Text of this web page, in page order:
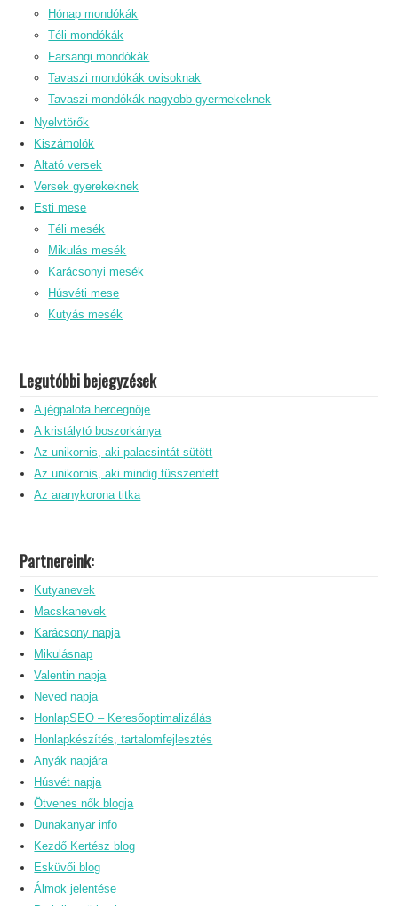
Hónap mondókák
Téli mondókák
Farsangi mondókák
Tavaszi mondókák ovisoknak
Tavaszi mondókák nagyobb gyermekeknek
Nyelvtörők
Kiszámolók
Altató versek
Versek gyerekeknek
Esti mese
Téli mesék
Mikulás mesék
Karácsonyi mesék
Húsvéti mese
Kutyás mesék
Legutóbbi bejegyzések
A jégpalota hercegnője
A kristálytó boszorkánya
Az unikornis, aki palacsintát sütött
Az unikornis, aki mindig tüsszentett
Az aranykorona titka
Partnereink:
Kutyanevek
Macskanevek
Karácsony napja
Mikulásnap
Valentin napja
Neved napja
HonlapSEO – Keresőoptimalizálás
Honlapkészítés, tartalomfejlesztés
Anyák napjára
Húsvét napja
Ötvenes nők blogja
Dunakanyar info
Kezdő Kertész blog
Esküvői blog
Álmok jelentése